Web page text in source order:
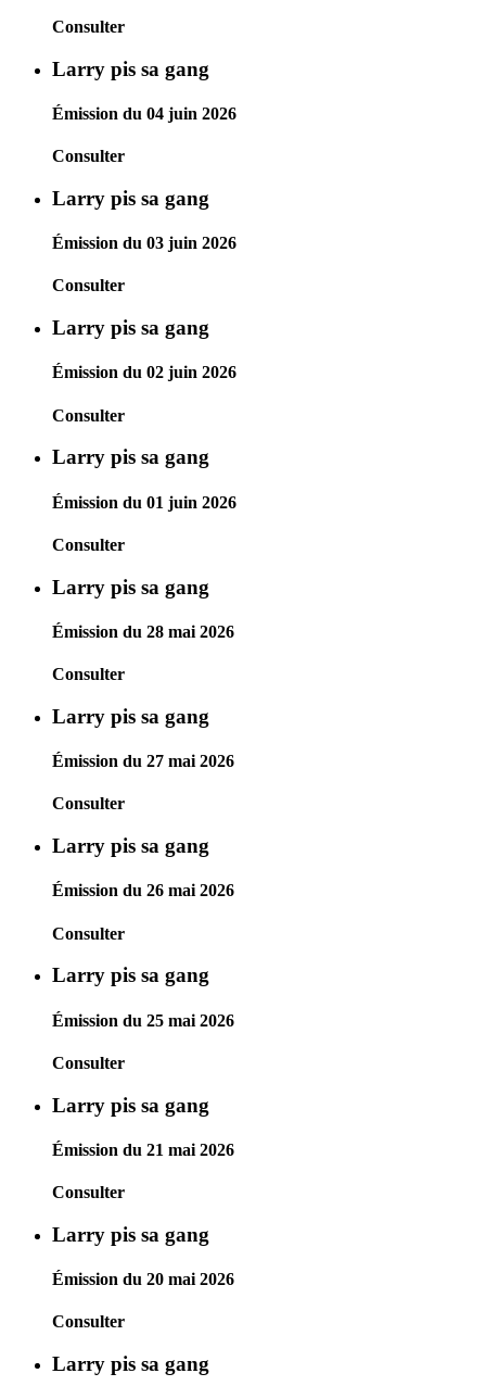
Consulter
Larry pis sa gang
Émission du 04 juin 2026
Consulter
Larry pis sa gang
Émission du 03 juin 2026
Consulter
Larry pis sa gang
Émission du 02 juin 2026
Consulter
Larry pis sa gang
Émission du 01 juin 2026
Consulter
Larry pis sa gang
Émission du 28 mai 2026
Consulter
Larry pis sa gang
Émission du 27 mai 2026
Consulter
Larry pis sa gang
Émission du 26 mai 2026
Consulter
Larry pis sa gang
Émission du 25 mai 2026
Consulter
Larry pis sa gang
Émission du 21 mai 2026
Consulter
Larry pis sa gang
Émission du 20 mai 2026
Consulter
Larry pis sa gang